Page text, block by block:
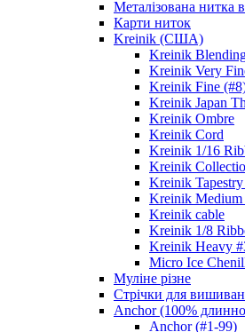
Металізована нитка
Карти ниток
Kreinik (США)
Kreinik
Kreinik Very
Kreinik Fine
Kreinik Japan
Kreinik Ombre
Kreinik Cord
Kreinik 1/16
Kreinik
Kreinik
Kreinik Medium
Kreinik cable
Kreinik 1/8
Kreinik Heavy
Micro Ice
Муліне різне
Стрічки для
Anchor (100%
Anchor (#1-99)